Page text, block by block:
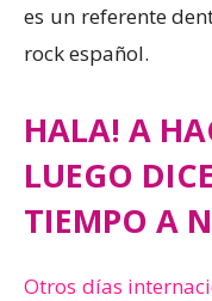
es un referente
rock español.
HALA! A
LUEGO
TIEMPO A
Otros días